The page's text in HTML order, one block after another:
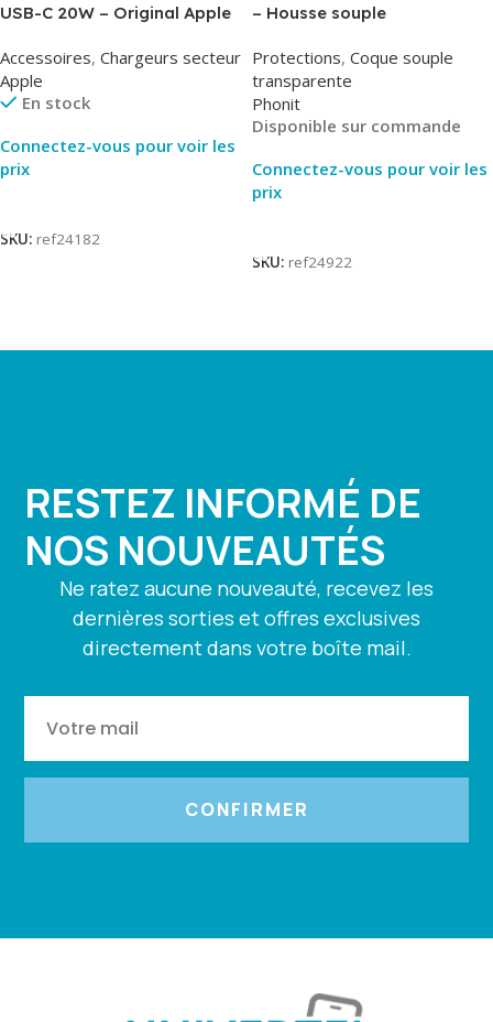
USB-C 20W – Original Apple
Accessoires, Chargeurs secteur
Apple
En stock
Connectez-vous pour voir les
prix
SKU: ref24182
– Housse souple
Protections, Coque souple
transparente
Phonit
Disponible sur commande
Connectez-vous pour voir les
prix
SKU: ref24922
RESTEZ INFORMÉ DE
NOS NOUVEAUTÉS
Ne ratez aucune nouveauté, recevez les
dernières sorties et offres exclusives
directement dans votre boîte mail.
CONFIRMER